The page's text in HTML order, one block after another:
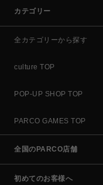
カテゴリー
全カテゴリーから探す
culture TOP
POP-UP SHOP TOP
PARCO GAMES TOP
全国のPARCO店舗
初めてのお客様へ